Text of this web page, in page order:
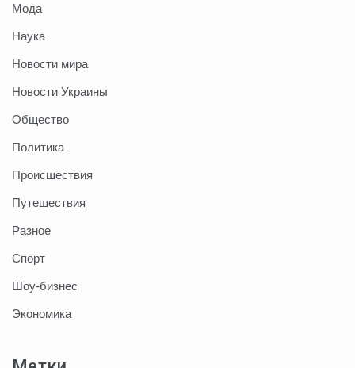
Мода
Наука
Новости мира
Новости Украины
Общество
Политика
Происшествия
Путешествия
Разное
Спорт
Шоу-бизнес
Экономика